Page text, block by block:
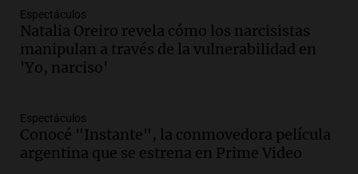
Episodios
Audio.Historiador de la UBA celebró la
marcha atrás en la Ley de Tierras:
“Frenamos un saqueo de recursos”
Episodios
Audio.Ahyre estuvo en el Estudio
Federal Sancor Seguros y adelantó su
Espectáculos
Natalia Oreiro revela cómo los narcisistas
manipulan a través de la vulnerabilidad en
'Yo, narciso'
Espectáculos
Conocé "Instante", la conmovedora película
argentina que se estrena en Prime Video